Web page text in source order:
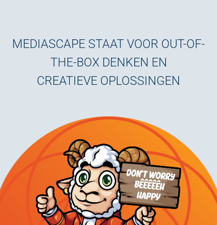
MEDIASCAPE STAAT VOOR OUT-OF-
THE-BOX DENKEN EN
CREATIEVE OPLOSSINGEN